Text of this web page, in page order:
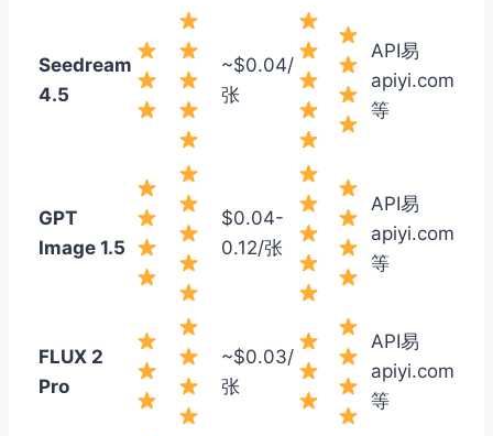
Seedream
4.5
~$0.04/
张
API易
apiyi.com
等
GPT
Image 1.5
$0.04-
0.12/张
API易
apiyi.com
等
FLUX 2
Pro
~$0.03/
张
API易
apiyi.com
等